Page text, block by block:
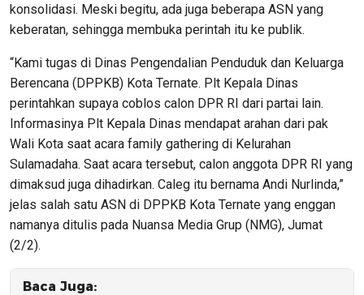
konsolidasi. Meski begitu, ada juga beberapa ASN yang
keberatan, sehingga membuka perintah itu ke publik.
“Kami tugas di Dinas Pengendalian Penduduk dan Keluarga
Berencana (DPPKB) Kota Ternate. Plt Kepala Dinas
perintahkan supaya coblos calon DPR RI dari partai lain.
Informasinya Plt Kepala Dinas mendapat arahan dari pak
Wali Kota saat acara family gathering di Kelurahan
Sulamadaha. Saat acara tersebut, calon anggota DPR RI yang
dimaksud juga dihadirkan. Caleg itu bernama Andi Nurlinda,”
jelas salah satu ASN di DPPKB Kota Ternate yang enggan
namanya ditulis pada Nuansa Media Grup (NMG), Jumat
(2/2).
Baca Juga: